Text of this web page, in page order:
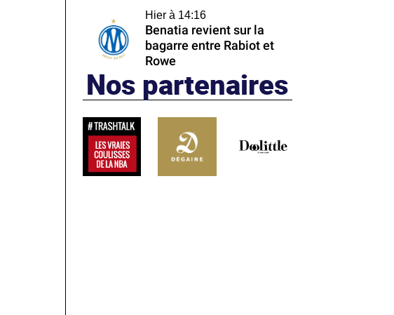
Hier à 14:16
Benatia revient sur la
bagarre entre Rabiot et
Rowe
Nos partenaires